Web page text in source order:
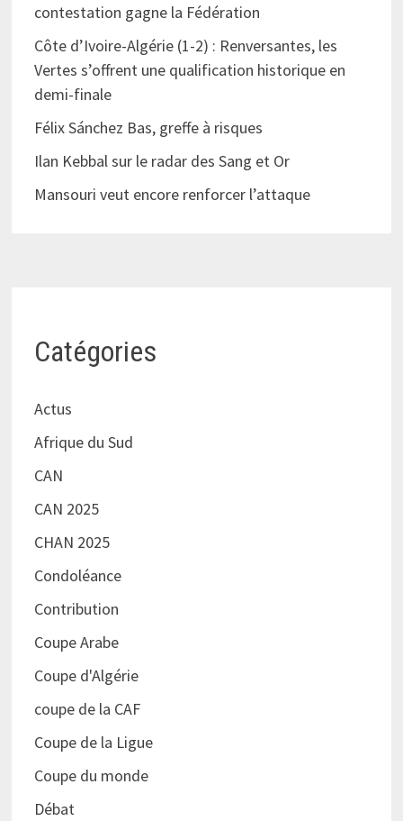
contestation gagne la Fédération
Côte d’Ivoire-Algérie (1-2) : Renversantes, les
Vertes s’offrent une qualification historique en
demi-finale
Félix Sánchez Bas, greffe à risques
Ilan Kebbal sur le radar des Sang et Or
Mansouri veut encore renforcer l’attaque
Catégories
Actus
Afrique du Sud
CAN
CAN 2025
CHAN 2025
Condoléance
Contribution
Coupe Arabe
Coupe d'Algérie
coupe de la CAF
Coupe de la Ligue
Coupe du monde
Débat